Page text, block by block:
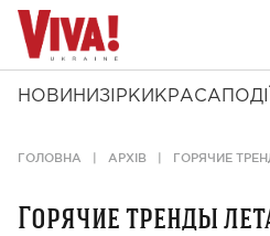
НОВИНИ ЗІРКИ КРАСА ПОДІЇ
ГОЛОВНА АРХІВ ГОРЯЧИЕ
Горячие тренды